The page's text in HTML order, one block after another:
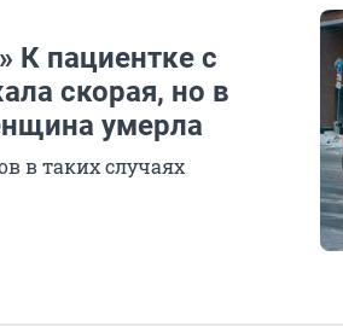
К пациентке с
скорая, но в
умерла
в таких случаях